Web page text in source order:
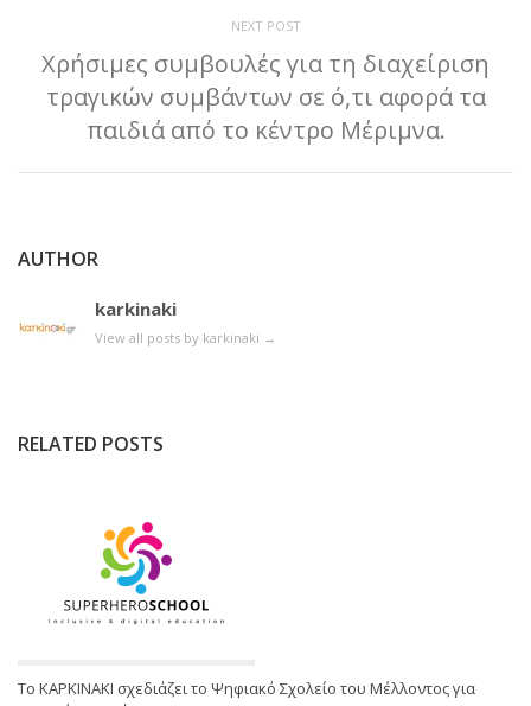
NEXT POST
Χρήσιμες συμβουλές για τη διαχείριση
τραγικών συμβάντων σε ό,τι αφορά τα
παιδιά από το κέντρο Μέριμνα.
AUTHOR
karkinaki
View all posts by karkinaki →
RELATED POSTS
Το ΚΑΡΚΙΝΑΚΙ σχεδιάζει το Ψηφιακό Σχολείο του Μέλλοντος για